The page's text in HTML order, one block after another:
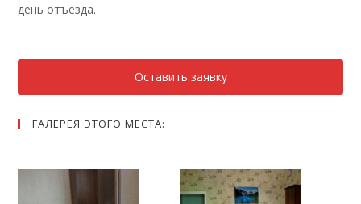
день отъезда.
Оставить заявку
ГАЛЕРЕЯ ЭТОГО МЕСТА: